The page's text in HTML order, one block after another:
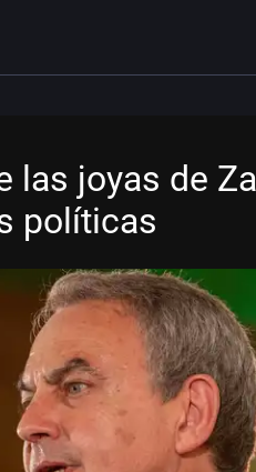
las joyas de
políticas